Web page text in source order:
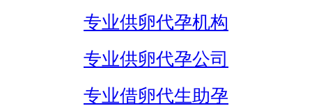
专业供卵代孕机构
专业供卵代孕公司
专业借卵代生助孕